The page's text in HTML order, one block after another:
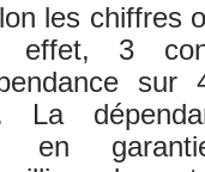
les chiffres
effet, 3
sur
La
en